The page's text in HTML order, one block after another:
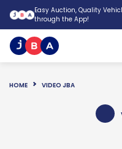
Easy Auction, Quality
through the App!
HOME VIDEO JBA